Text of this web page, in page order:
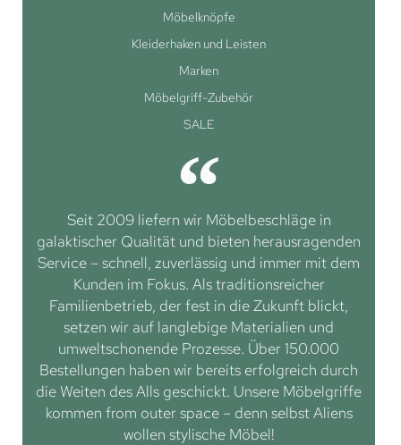
Möbelknöpfe
Kleiderhaken und Leisten
Marken
Möbelgriff-Zubehör
SALE
Seit 2009 liefern wir Möbelbeschläge in
galaktischer Qualität und bieten herausragenden
Service – schnell, zuverlässig und immer mit dem
Kunden im Fokus. Als traditionsreicher
Familienbetrieb, der fest in die Zukunft blickt,
setzen wir auf langlebige Materialien und
umweltschonende Prozesse. Über 150.000
Bestellungen haben wir bereits erfolgreich durch
die Weiten des Alls geschickt. Unsere Möbelgriffe
kommen from outer space – denn selbst Aliens
wollen stylische Möbel!